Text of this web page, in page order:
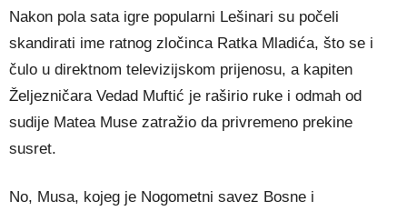
Nakon pola sata igre popularni Lešinari su počeli
skandirati ime ratnog zločinca Ratka Mladića, što se i
čulo u direktnom televizijskom prijenosu, a kapiten
Željezničara Vedad Muftić je raširio ruke i odmah od
sudije Matea Muse zatražio da privremeno prekine
susret.
No, Musa, kojeg je Nogometni savez Bosne i